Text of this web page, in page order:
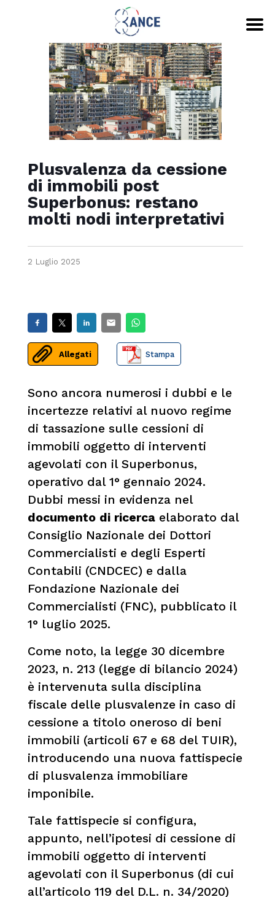
Plusvalenza da cessione
di immobili post
Superbonus: restano
molti nodi interpretativi
2 Luglio 2025
Allegati Stampa
Sono ancora numerosi i dubbi e le
incertezze relativi al nuovo regime
di tassazione sulle cessioni di
immobili oggetto di interventi
agevolati con il Superbonus,
operativo dal 1° gennaio 2024.
Dubbi messi in evidenza nel
documento di ricercaelaborato dal
Consiglio Nazionale dei Dottori
Commercialisti e degli Esperti
Contabili (CNDCEC) e dalla
Fondazione Nazionale dei
Commercialisti (FNC), pubblicato il
1° luglio 2025.
Come noto, la legge 30 dicembre
2023, n. 213 (legge di bilancio 2024)
è intervenuta sulla disciplina
fiscale delle plusvalenze in caso di
cessione a titolo oneroso di beni
immobili (articoli 67 e 68 del TUIR),
introducendo una nuova fattispecie
di plusvalenza immobiliare
imponibile.
Tale fattispecie si configura,
appunto, nell’ipotesi di cessione di
immobili oggetto di interventi
agevolati con il Superbonus (di cui
all’articolo 119 del D.L. n. 34/2020)